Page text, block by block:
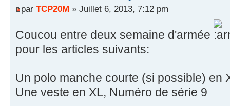
par TCP20M » Juillet 6, 2013, 7:12 pm
Coucou entre deux semaine d'armée
pour les articles suivants:
Un polo manche courte (si possible) en
Une veste en XL, Numéro de série 9